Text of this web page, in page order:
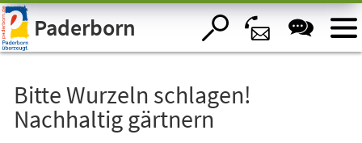
Visuelle
Assistenzsoftware
öffnen.Paderborn
Bitte Wurzeln schlagen!
Nachhaltig gärtnern